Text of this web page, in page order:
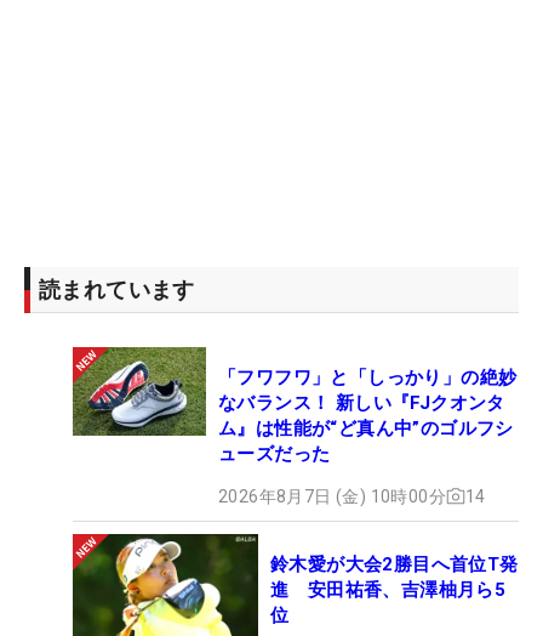
読まれています
「フワフワ」と「しっかり」の絶妙
なバランス！ 新しい『FJクオンタ
ム』は性能が“ど真ん中”のゴルフシ
ューズだった
2026年8月7日 (金) 10時00分 14
鈴木愛が大会2勝目へ首位T発
進 安田祐香、吉澤柚月ら5
位